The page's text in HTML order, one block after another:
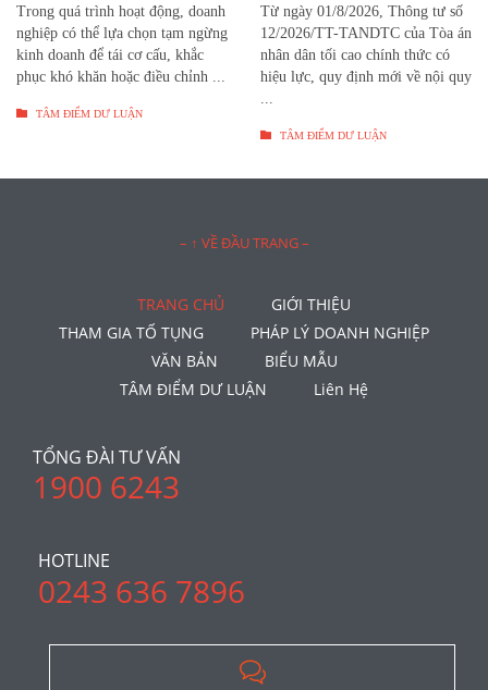
Trong quá trình hoạt động, doanh
nghiệp có thể lựa chọn tạm ngừng
kinh doanh để tái cơ cấu, khắc
phục khó khăn hoặc điều chỉnh ...
 TÂM ĐIỂM DƯ LUẬN
Từ ngày 01/8/2026, Thông tư số
12/2026/TT-TANDTC của Tòa án
nhân dân tối cao chính thức có
hiệu lực, quy định mới về nội quy
...
 TÂM ĐIỂM DƯ LUẬN
– ↑ VỀ ĐẦU TRANG –
TRANG CHỦ
GIỚI THIỆU
THAM GIA TỐ TỤNG
PHÁP LÝ DOANH NGHIỆP
VĂN BẢN
BIỂU MẪU
TÂM ĐIỂM DƯ LUẬN
Liên Hệ
TỔNG ĐÀI TƯ VẤN
1900 6243
HOTLINE
0243 636 7896
